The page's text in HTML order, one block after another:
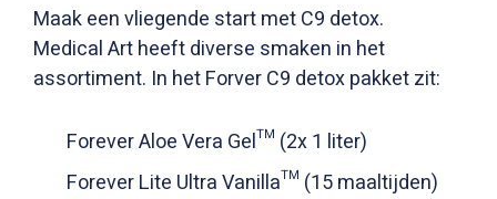
Maak een vliegende start met C9 detox.
Medical Art heeft diverse smaken in het
assortiment. In het Forver C9 detox pakket zit:
Forever Aloe Vera Gel™ (2x 1 liter)
Forever Lite Ultra Vanilla™ (15 maaltijden)